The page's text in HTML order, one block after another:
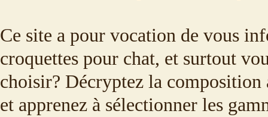
Ce site a pour vocation de vous
croquettes pour chat, et surtout
choisir? Décryptez la composition
et apprenez à sélectionner les